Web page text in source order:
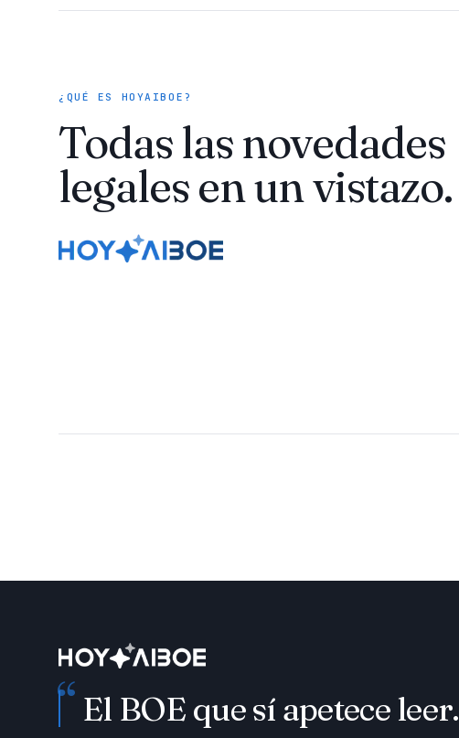
¿QUÉ ES HOYAIBOE?
Todas las novedades
legales en un vistazo.
“ El BOE que sí apetece leer.